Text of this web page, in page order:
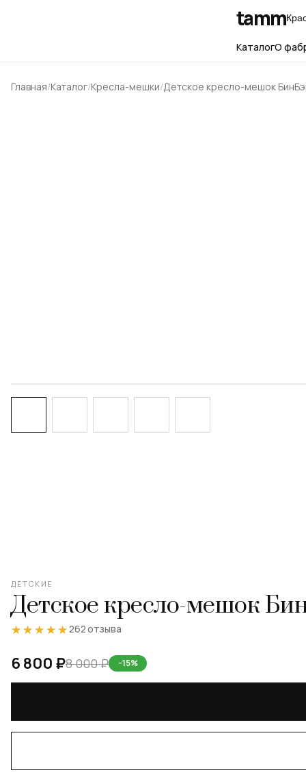
tamm
КаталогО
Главная Каталог Кресла-мешки Детское кресло-мешок
ДЕТСКИЕ
Детское кресло-мешок
★★★★★
★★★★★ 262 отзыва
6 800 ₽8 000 ₽ -15%